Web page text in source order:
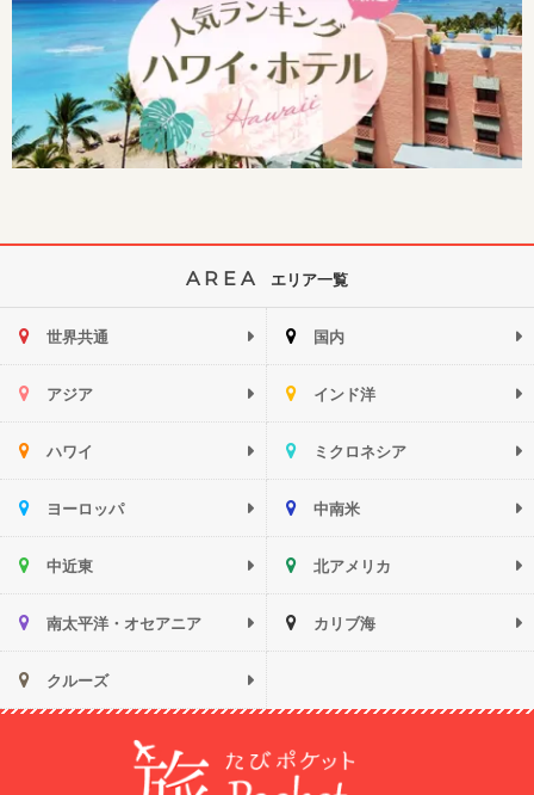
AREA エリア一覧
世界共通 国内
アジア インド洋
ハワイ ミクロネシア
ヨーロッパ 中南米
中近東 北アメリカ
南太平洋・オセアニア カリブ海
クルーズ